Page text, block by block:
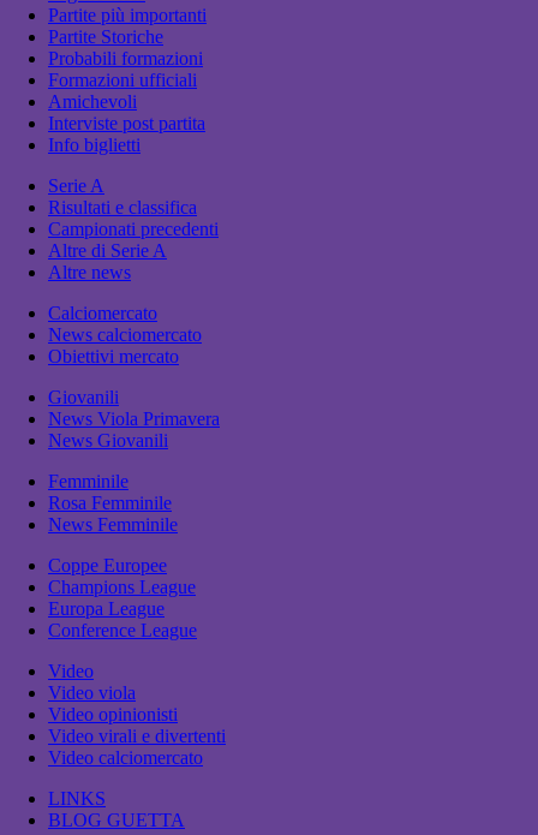
Partite più importanti
Partite Storiche
Probabili formazioni
Formazioni ufficiali
Amichevoli
Interviste post partita
Info biglietti
Serie A
Risultati e classifica
Campionati precedenti
Altre di Serie A
Altre news
Calciomercato
News calciomercato
Obiettivi mercato
Giovanili
News Viola Primavera
News Giovanili
Femminile
Rosa Femminile
News Femminile
Coppe Europee
Champions League
Europa League
Conference League
Video
Video viola
Video opinionisti
Video virali e divertenti
Video calciomercato
LINKS
BLOG GUETTA